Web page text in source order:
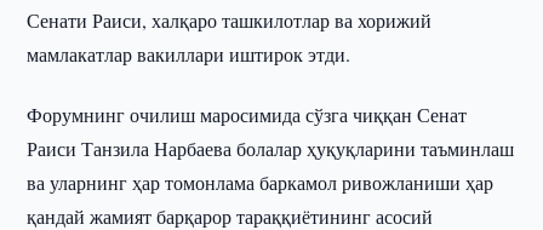
Сенати Раиси, халқаро ташкилотлар ва хорижий
мамлакатлар вакиллари иштирок этди.
Форумнинг очилиш маросимида сўзга чиққан Сенат
Раиси Танзила Нарбаева болалар ҳуқуқларини таъминлаш
ва уларнинг ҳар томонлама баркамол ривожланиши ҳар
қандай жамият барқарор тараққиётининг асосий